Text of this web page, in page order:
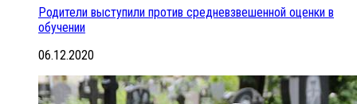
Родители выступили против средневзвешенной оценки в
обучении
06.12.2020